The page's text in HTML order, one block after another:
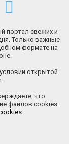
портал свежих и
Только важные
формате на
открытой
что
файлов cookies.